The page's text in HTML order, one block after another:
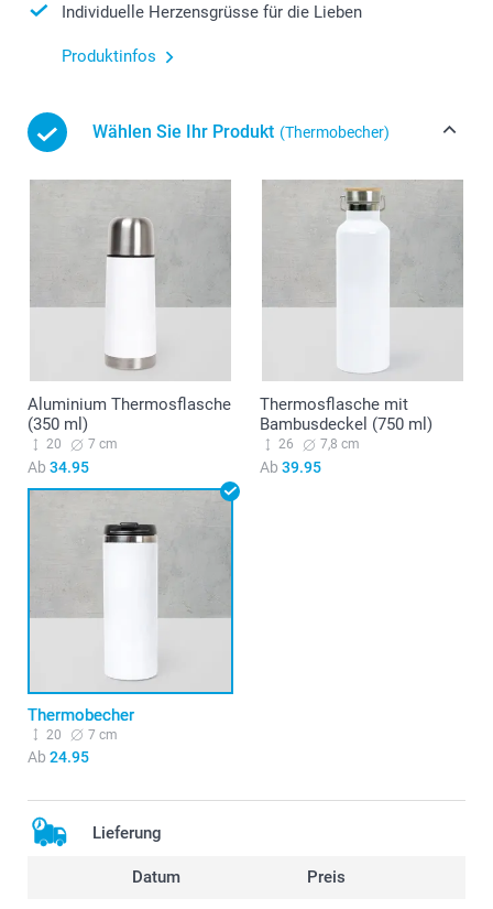
Individuelle Herzensgrüsse für die Lieben
Produktinfos
Wählen Sie Ihr Produkt (Thermobecher)
Aluminium Thermosflasche
(350 ml)
20 7 cm
Ab 34.95
Thermosflasche mit
Bambusdeckel (750 ml)
26 7,8 cm
Ab 39.95
Thermobecher
20 7 cm
Ab 24.95
Lieferung
Datum Preis